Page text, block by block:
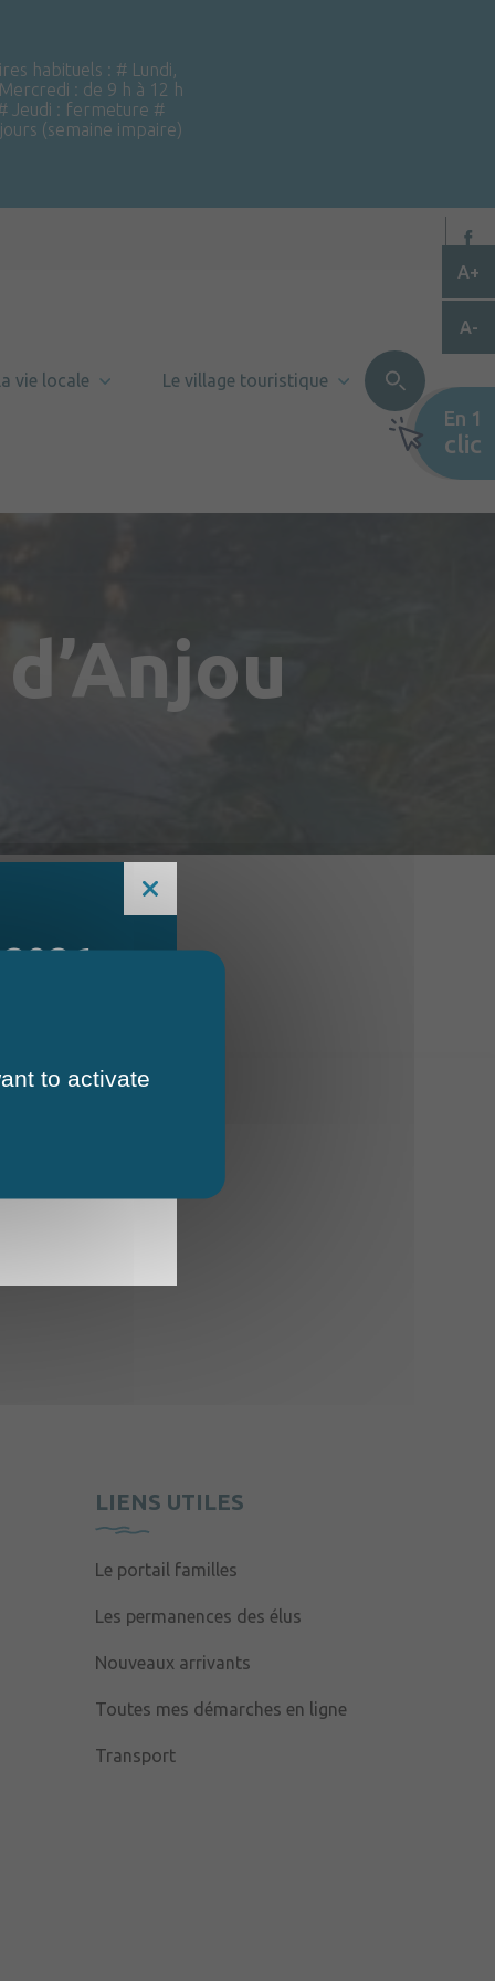
habituels : # Lundi,
: de 9 h à 12 h
Jeudi : fermeture #
(semaine impaire)
vie locale Le village touristique
LIENS UTILES
Le portail familles
Les permanences des élus
Nouveaux arrivants
Toutes mes démarches en ligne
Transport
A+
A-
En 1
clic
to activate